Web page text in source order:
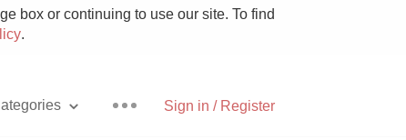
box or continuing to use our site. To find
.
Sign in / Register